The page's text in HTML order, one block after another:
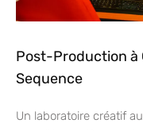
Post-Production à
Sequence
Un laboratoire créatif